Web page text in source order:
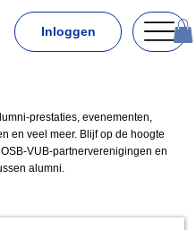
Inloggen
prestaties, evenementen,
en veel meer. Blijf op de hoogte
VUB-partnerverenigingen en
alumni.